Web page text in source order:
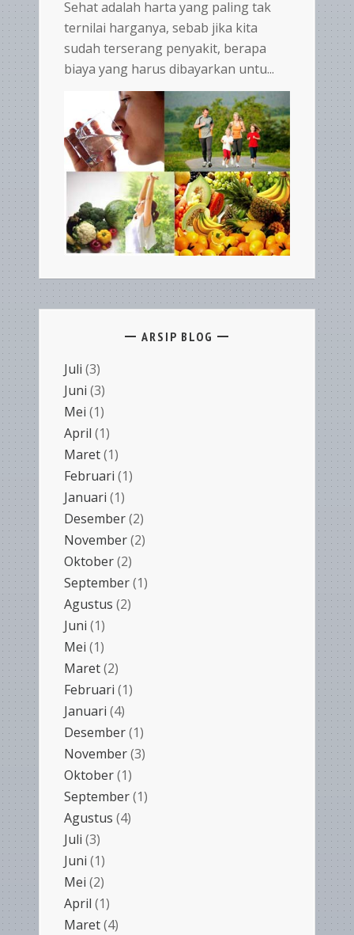
Sehat adalah harta yang paling tak
ternilai harganya, sebab jika kita
sudah terserang penyakit, berapa
biaya yang harus dibayarkan untu...
ARSIP BLOG
Juli (3)
Juni (3)
Mei (1)
April (1)
Maret(1)
Februari (1)
Januari (1)
Desember(2)
November(2)
Oktober(2)
September(1)
Agustus (2)
Juni (1)
Mei (1)
Maret(2)
Februari (1)
Januari (4)
Desember(1)
November(3)
Oktober(1)
September(1)
Agustus (4)
Juli (3)
Juni (1)
Mei (2)
April (1)
Maret(4)